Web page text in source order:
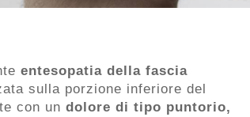
entesopatia della fascia
sulla porzione inferiore del
con un dolore di tipo puntorio,